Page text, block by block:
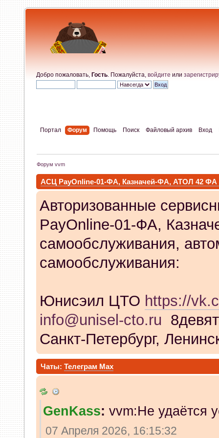
Добро пожаловать, Гость . Пожалуйста, войдите или
Портал Форум Помощь Поиск Файловый архив Вход
Форум vvm
АСЦ PayOnline-01-ФА, Казначей-ФА, АТОЛ 42 ФА
Авторизованные
PayOnline-01-ФА,
самообслуживания,
самообслуживания:
Юнисэил ЦТО https://
info@unisel-cto.ru
Санкт-Петербург,
Чаты:Телеграм Max
GenKass: vvm:Не удаётся
07 Апреля 2026, 16:15:32